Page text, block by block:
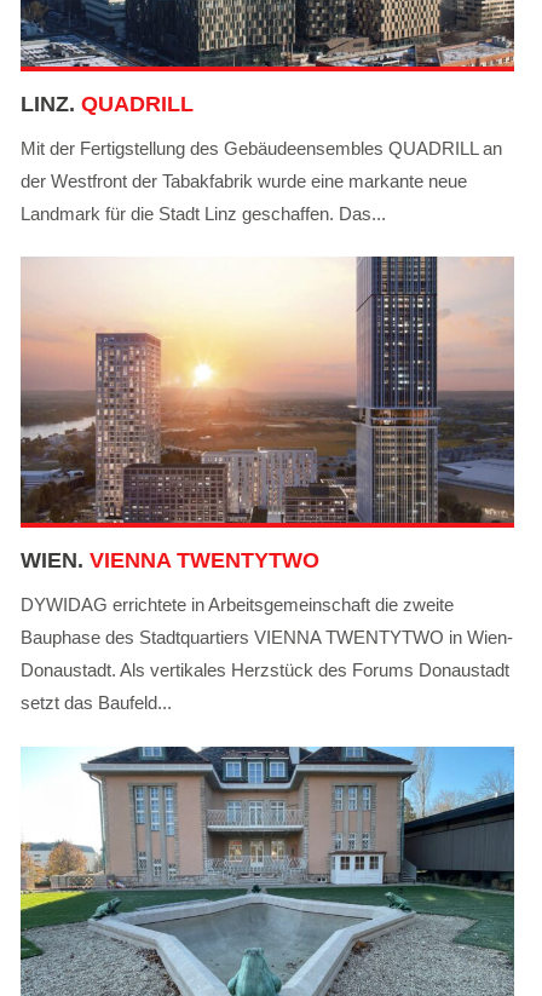
LINZ. QUADRILL
Mit der Fertigstellung des Gebäudeensembles QUADRILL an
der Westfront der Tabakfabrik wurde eine markante neue
Landmark für die Stadt Linz geschaffen. Das...
WIEN. VIENNA TWENTYTWO
DYWIDAG errichtete in Arbeitsgemeinschaft die zweite
Bauphase des Stadtquartiers VIENNA TWENTYTWO in Wien-
Donaustadt. Als vertikales Herzstück des Forums Donaustadt
setzt das Baufeld...